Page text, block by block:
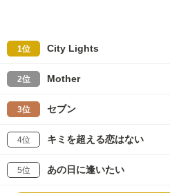
1位 City Lights
2位 Mother
3位 セブン
4位 キミを超える恋はない
5位 あの日に逢いたい